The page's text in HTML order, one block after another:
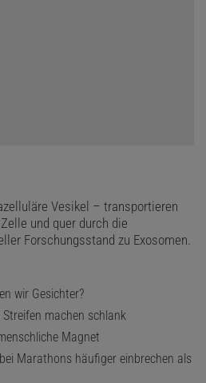
Vesikel – transportieren
und quer durch die
Forschungsstand zu Exosomen.
wir Gesichter?
Streifen machen schlank
Magnet
Marathons häufiger einbrechen als